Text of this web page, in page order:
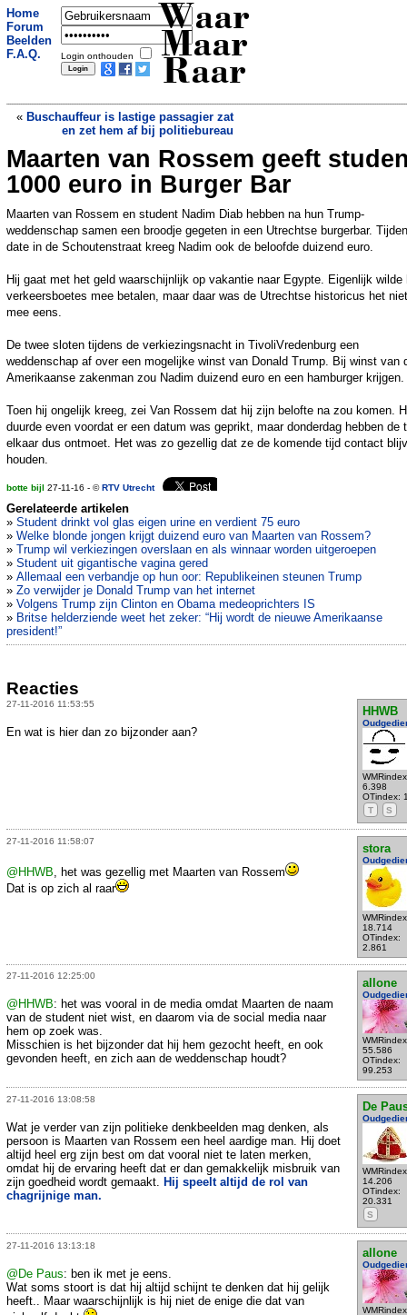
Home
Forum
Beelden
F.A.Q.
Login onthouden
Waar
Maar
Raar
« Buschauffeur is lastige passagier zat
en zet hem af bij politiebureau
Doodgewaande poes neemt meteen na
hereniging weer de benen »
Maarten van Rossem geeft
1000 euro in Burger Bar
Maarten van Rossem en student Nadim Diab hebben na hun Trump-
weddenschap samen een broodje gegeten in een Utrechtse burgerbar.
date in de Schoutenstraat kreeg Nadim ook de beloofde duizend euro.
Hij gaat met het geld waarschijnlijk op vakantie naar Egypte. Eigenlijk wilde
verkeersboetes mee betalen, maar daar was de Utrechtse historicus het niet
mee eens.
De twee sloten tijdens de verkiezingsnacht in TivoliVredenburg een
weddenschap af over een mogelijke winst van Donald Trump. Bij winst van
Amerikaanse zakenman zou Nadim duizend euro en een hamburger krijgen.
Toen hij ongelijk kreeg, zei Van Rossem dat hij zijn belofte na zou komen.
duurde even voordat er een datum was geprikt, maar donderdag hebben de
elkaar dus ontmoet. Het was zo gezellig dat ze de komende tijd contact
houden.
botte bijl 27-11-16 - ©RTV Utrecht
Gerelateerde artikelen
» Student drinkt vol glas eigen urine en verdient 75 euro
» Welke blonde jongen krijgt duizend euro van Maarten van Rossem?
» Trump wil verkiezingen overslaan en als winnaar worden uitgeroepen
» Student uit gigantische vagina gered
» Allemaal een verbandje op hun oor: Republikeinen steunen Trump
» Zo verwijder je Donald Trump van het internet
» Volgens Trump zijn Clinton en Obama medeoprichters IS
» Britse helderziende weet het zeker: “Hij wordt de nieuwe Amerikaanse
president!”
Reacties
27-11-2016 11:53:55
HHWB
6.398
OTindex:
T
S
En wat is hier dan zo bijzonder aan?
27-11-2016 11:58:07
stora
18.714
OTindex:
2.861
@HHWB , het was gezellig met Maarten van Rossem
Dat is op zich al raar
27-11-2016 12:25:00
allone
55.586
OTindex:
99.253
@HHWB: het was vooral in de media omdat Maarten de naam
van de student niet wist, en daarom via de social media naar
hem op zoek was.
Misschien is het bijzonder dat hij hem gezocht heeft, en ook
gevonden heeft, en zich aan de weddenschap houdt?
27-11-2016 13:08:58
De
14.206
OTindex:
20.331
S
Wat je verder van zijn politieke denkbeelden mag denken, als
persoon is Maarten van Rossem een heel aardige man. Hij doet
altijd heel erg zijn best om dat vooral niet te laten merken,
omdat hij de ervaring heeft dat er dan gemakkelijk misbruik van
zijn goedheid wordt gemaakt. Hij speelt altijd de rol van
chagrijnige man.
27-11-2016 13:13:18
allone
@De Paus: ben ik met je eens.
Wat soms stoort is dat hij altijd schijnt te denken dat hij gelijk
heeft.. Maar waarschijnlijk is hij niet de enige die dat van